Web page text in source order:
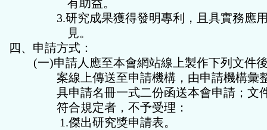
有助益。
3.研究成果獲得發明專利，且具實務應
見。
四、申請方式：
(一)申請人應至本會網站線上製作下列文件
案線上傳送至申請機構，由申請機構彙
具申請名冊一式二份函送本會申請；文
符合規定者，不予受理：
1.傑出研究獎申請表。